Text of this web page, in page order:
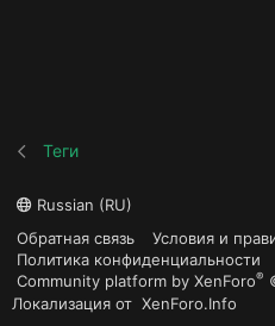
Теги
Russian (RU)
Обратная связь
Условия и
Политика конфиденциальности
Community platform by XenForo®
Локализация от XenForo.Info